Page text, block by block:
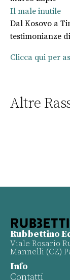
Il male inutile
Dal Kosovo a
testimonianze
Clicca qui per
Altre
Rubbettino
Viale Rosario
Mannelli (CZ)
Info
Contatti